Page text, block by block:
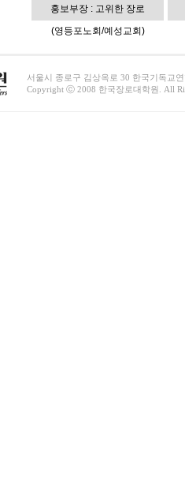
홍보부장 : 고위한 장로
(영등포노회/예성교회)
서울시 종로구 김상옥로 30 한국기독교
Copyright ⓒ 2008 한국장로대학원. All